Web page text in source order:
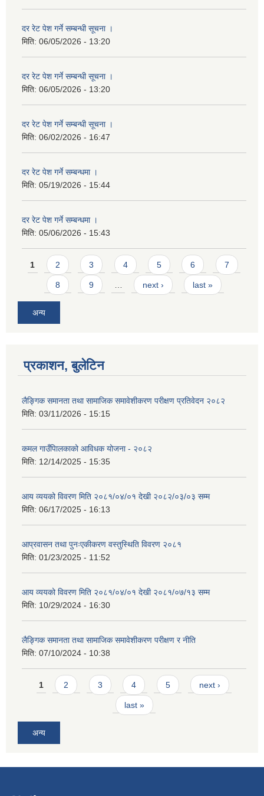
दर रेट पेश गर्ने सम्बन्धी सूचना ।
मिति: 06/05/2026 - 13:20
दर रेट पेश गर्ने सम्बन्धी सूचना ।
मिति: 06/05/2026 - 13:20
दर रेट पेश गर्ने सम्बन्धी सूचना ।
मिति: 06/02/2026 - 16:47
दर रेट पेश गर्ने सम्बन्धमा ।
मिति: 05/19/2026 - 15:44
दर रेट पेश गर्ने सम्बन्धमा ।
मिति: 05/06/2026 - 15:43
Pages
1 2 3 4 5 6 7
8 9 … next › last »
अन्य
प्रकाशन, बुलेटिन
लैङ्गिक समानता तथा सामाजिक समावेशीकरण परीक्षण प्रतिवेदन २०८२
मिति: 03/11/2026 - 15:15
कमल गाउँपािलकाको आविधक योजना - २०८२
मिति: 12/14/2025 - 15:35
आय व्ययको विवरण मिति २०८१/०४/०१ देखी २०८२/०३/०३ सम्म
मिति: 06/17/2025 - 16:13
आप्रवासन तथा पुनःएकीकरण वस्तुस्थिति विवरण २०८१
मिति: 01/23/2025 - 11:52
आय व्ययको विवरण मिति २०८१/०४/०१ देखी २०८१/०७/१३ सम्म
मिति: 10/29/2024 - 16:30
लैङ्गिक समानता तथा सामाजिक समावेशीकरण परीक्षण र नीति
मिति: 07/10/2024 - 10:38
Pages
1 2 3 4 5 next ›
last »
अन्य